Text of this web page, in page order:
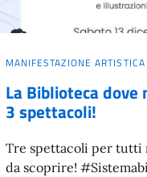
MANIFESTAZIONE ARTISTICA
La Biblioteca
3 spettacoli!
Tre spettacoli per tutti
da scoprire!